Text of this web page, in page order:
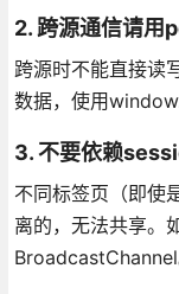
2. 跨源通信请
跨源时不能直接读
数据，使用
3. 不要依赖
不同标签页（即使
离的，无法共享。
BroadcastChannel